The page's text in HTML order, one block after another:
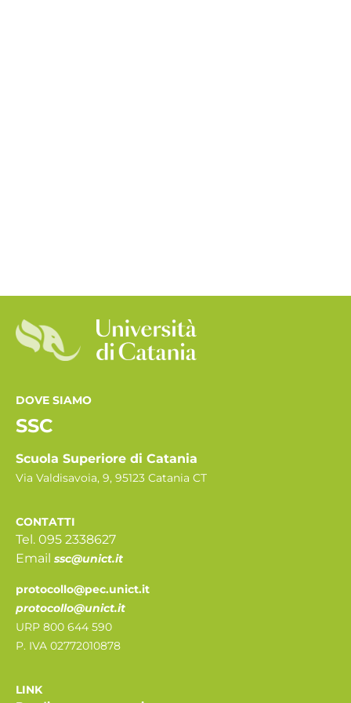
DOVE SIAMO
SSC
Scuola Superiore di Catania
Via Valdisavoia, 9, 95123 Catania CT
CONTATTI
Tel. 095 2338627
Email ssc@unict.it
protocollo@pec.unict.it
protocollo@unict.it
URP 800 644 590
P. IVA 02772010878
LINK